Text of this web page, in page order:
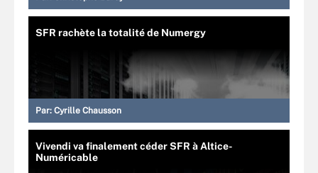
SFR rachète la totalité de Numergy
Par: Cyrille Chausson
Vivendi va finalement céder SFR à Altice-
Numéricable